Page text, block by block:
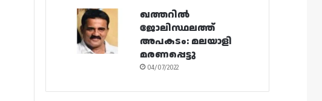
ഖത്തറിൽ
ജോലിസ്ഥലത്ത്
അപകടം: മലയാളി
മരണപ്പെട്ടു
04/07/2022